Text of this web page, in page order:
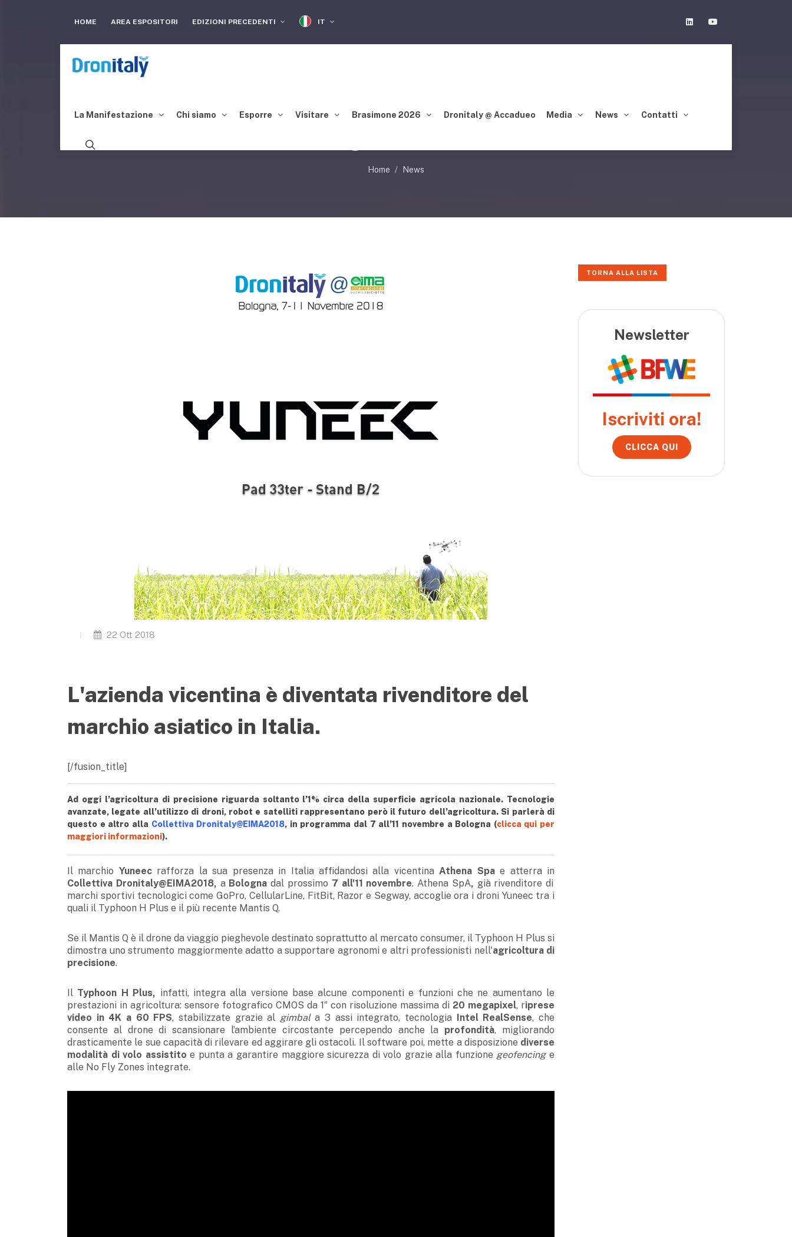
HOME AREA ESPOSITORI EDIZIONI PRECEDENTI IT Linkedin
La Manifestazione Chi siamo Esporre Visitare Brasimone 2026 Dronitaly @ Accadueo Media News Contatti
YUNEEC A DRONITALY@EIMA2018 CON ATHENA SPA
Home News
22 Ott 2018
L'azienda vicentina è diventata rivenditore del
marchio asiatico in Italia.
[/fusion_title]
Ad oggi l’agricoltura di precisione riguarda soltanto l’1% circa della superficie agricola nazionale. Tecnologie
avanzate, legate all’utilizzo di droni, robot e satelliti rappresentano però il futuro dell’agricoltura. Si parlerà di
questo e altro alla Collettiva Dronitaly@EIMA2018, in programma dal 7 all’11 novembre a Bologna (clicca qui per
maggiori informazioni).
Il marchio Yuneecrafforza la sua presenza in Italia affidandosi alla vicentinaAthena Spae atterra in
Collettiva Dronitaly@EIMA2018, a Bologna dal prossimo 7 all'11 novembre. Athena SpA, già rivenditore di
marchi sportivi tecnologici come GoPro, CellularLine, FitBit, Razor e Segway, accoglie ora i droni Yuneec tra i
quali il Typhoon H Plus e il più recente Mantis Q.
Se il Mantis Q è il drone da viaggio pieghevole destinato soprattutto al mercato consumer, il Typhoon H Plus si
dimostra uno strumento maggiormente adatto a supportare agronomi e altri professionisti nell'agricoltura di
precisione.
Il Typhoon H Plus, infatti, integra alla versione base alcune componenti e funzioni che ne aumentano le
prestazioni in agricoltura: sensore fotografico CMOS da 1″ con risoluzione massima di 20 megapixel, riprese
video in 4K a 60 FPS, stabilizzate grazie al gimbala 3 assi integrato, tecnologia Intel RealSense, che
consente al drone di scansionare l’ambiente circostante percependo anche la profondità, migliorando
drasticamente le sue capacità di rilevare ed aggirare gli ostacoli. Il software poi, mette a disposizione diverse
modalità di volo assistito e punta a garantire maggiore sicurezza di volo grazie alla funzione geofencinge
alle No Fly Zones integrate.
TORNA ALLA LISTA
Newsletter
Iscriviti ora!
CLICCA QUI